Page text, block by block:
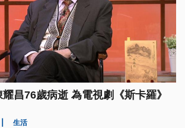
昌76歲病逝 為電視劇《斯卡羅》
生活